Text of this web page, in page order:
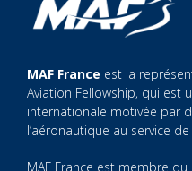
MAF France est la
Aviation Fellowship, qui est
internationale motivée par
l’aéronautique au service
MAF France est membre du